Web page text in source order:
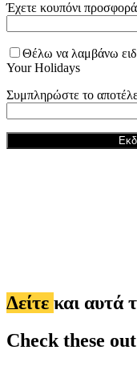
Έχετε κουπόνι
Θέλω να λαμβάνω
Your Holidays
Συμπληρώστε το
Δείτε και αυτά
Check these